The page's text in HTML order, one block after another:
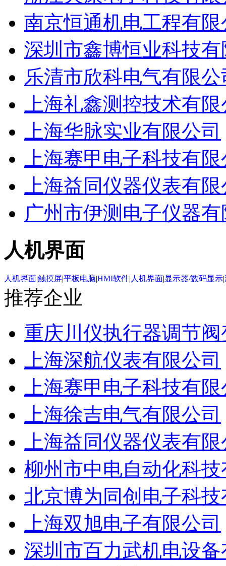
南京恒通机电工程有限
深圳市鑫博恒业科技
乐清市欣科电气有限公
上海礼鑫测控技术有
上海华脉实业有限公司
上海赛甲电子科技有
上海益同仪器仪表有
广州市伊测电子仪器
人机界面
人机界面|触摸屏|平板电脑|HMI软件| 人机界面|显示器/数码显示|
推荐企业
重庆川仪执行器调节
上海深航仪表有限公司
上海赛甲电子科技有
上海徐吉电气有限公司
上海益同仪器仪表有
柳州市中电自动化科
北京博为同创电子科
上海双旭电子有限公司
深圳市百力武机电设